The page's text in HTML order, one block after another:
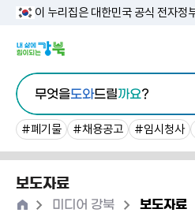
이 누리집은 대한민국 공식 전자정
청
통
합
검
색
무엇을도와드릴까요?
#폐기물 #채용공고 #임시청사
보도자료
홈 >미디어 강북 >보도자료